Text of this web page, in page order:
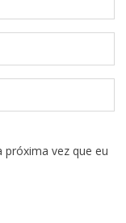
próxima vez que eu